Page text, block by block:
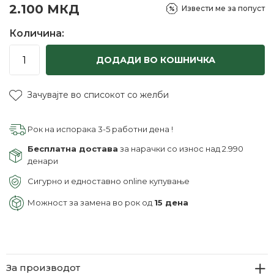
2.100 МКД Извести ме за попуст
Количина:
ДОДАДИ ВО КОШНИЧКА
Зачувајте во списокот со желби
Рок на испорака 3-5 работни дена !
Бесплатна достава за нарачки со износ над 2.990
денари
Сигурно и едноставно online купување
Можност за замена во рок од 15 дена
За производот